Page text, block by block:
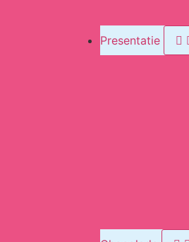
Presentatie